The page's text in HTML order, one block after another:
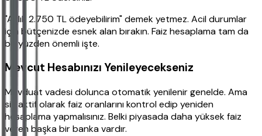
"Aylık 2.750 TL ödeyebilirim" demek yetmez. Acil durumlar
için bütçenizde esnek alan bırakın. Faiz hesaplama tam da
bu yüzden önemli işte.
Mevcut Hesabınızı Yenileyecekseniz
Mevduat vadesi dolunca otomatik yenilenir genelde. Ama
siz aktif olarak faiz oranlarını kontrol edip yeniden
hesaplama yapmalısınız. Belki piyasada daha yüksek faiz
veren başka bir banka vardır.